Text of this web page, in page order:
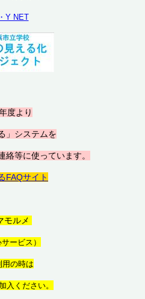
Y NET
度より
」システムを
絡等に使っています。
FAQサイト
モルメ
ービス）
用の時は
入ください。